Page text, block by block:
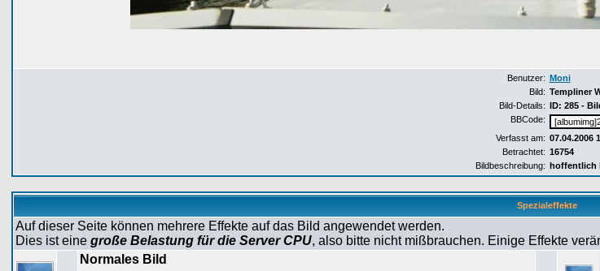
Benutzer: Moni
Bild: Templiner
Bild-Details: ID: 285 -
BBCode:
Verfasst am: 07.04.2006
Betrachtet: 16754
Bildbeschreibung: hoffentlich
Spezialeffekte
Auf dieser Seite können mehrere Effekte auf das Bild angewendet werden.
Dies ist eine große Belastung für die Server CPU, also bitte nicht mißbrauchen. Einige Effekte
Normales Bild